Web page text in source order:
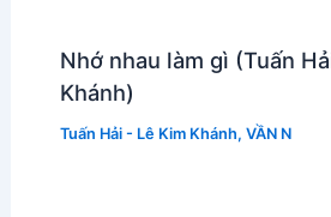
Nhớ nhau làm gì (Tuấn
Khánh)
Tuấn Hải - Lê Kim Khánh, VẦN N